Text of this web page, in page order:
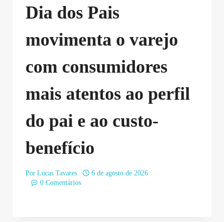
Dia dos Pais
movimenta o varejo
com consumidores
mais atentos ao perfil
do pai e ao custo-
benefício
Por Lucas Tavares
6 de agosto de 2026
0 Comentários